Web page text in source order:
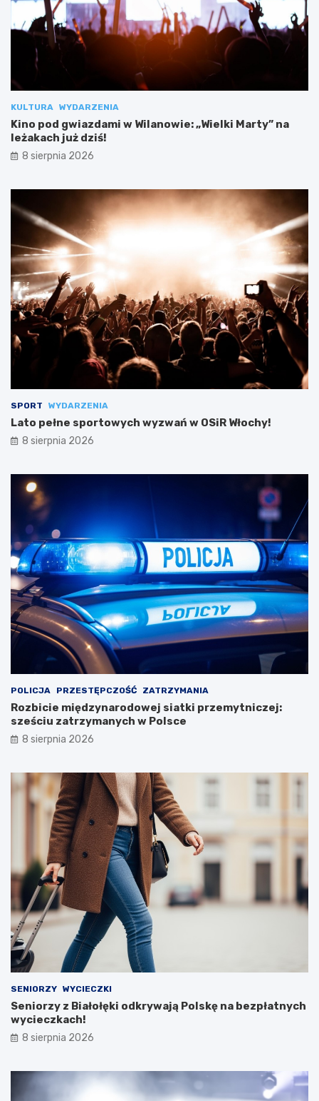
KULTURA WYDARZENIA
Kino pod gwiazdami w Wilanowie: „Wielki Marty” na
leżakach już dziś!
8 sierpnia 2026
SPORT WYDARZENIA
Lato pełne sportowych wyzwań w OSiR Włochy!
8 sierpnia 2026
POLICJA PRZESTĘPCZOŚĆ ZATRZYMANIA
Rozbicie międzynarodowej siatki przemytniczej:
sześciu zatrzymanych w Polsce
8 sierpnia 2026
SENIORZY WYCIECZKI
Seniorzy z Białołęki odkrywają Polskę na bezpłatnych
wycieczkach!
8 sierpnia 2026